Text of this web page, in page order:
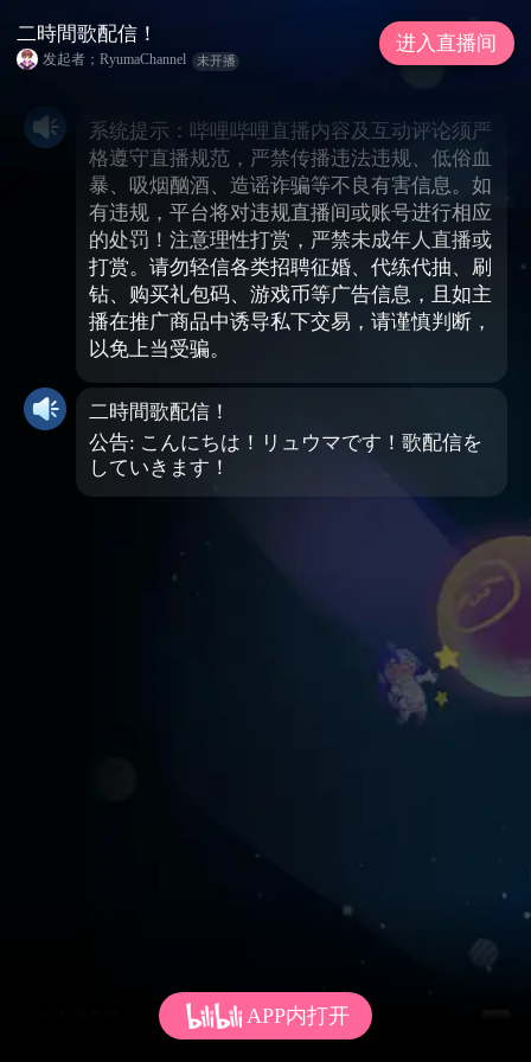
系统提示：哔哩哔哩直播内容及互动评论须严
格遵守直播规范，严禁传播违法违规、低俗血
暴、吸烟酗酒、造谣诈骗等不良有害信息。如
有违规，平台将对违规直播间或账号进行相应
的处罚！注意理性打赏，严禁未成年人直播或
打赏。请勿轻信各类招聘征婚、代练代抽、刷
钻、购买礼包码、游戏币等广告信息，且如主
播在推广商品中诱导私下交易，请谨慎判断，
以免上当受骗。
二時間歌配信！
公告: こんにちは！リュウマです！歌配信を
していきます！
二時間歌配信！
发起者；RyumaChannel 未开播
进入直播间
APP内打开